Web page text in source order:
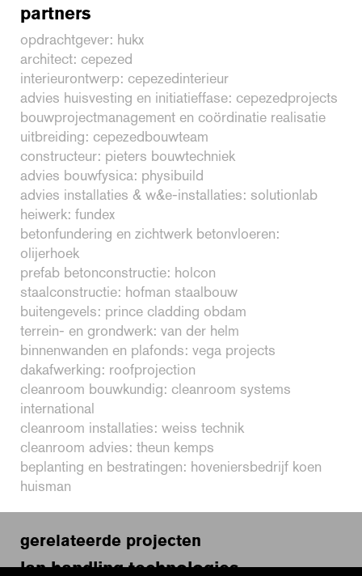
partners
opdrachtgever: hukx
architect: cepezed
interieurontwerp: cepezedinterieur
advies huisvesting en initiatieffase: cepezedprojects
bouwprojectmanagement en coördinatie realisatie
uitbreiding: cepezedbouwteam
constructeur: pieters bouwtechniek
advies bouwfysica: physibuild
advies installaties & w&e-installaties: solutionlab
heiwerk: fundex
betonfundering en zichtwerk betonvloeren:
olijerhoek
prefab betonconstructie: holcon
staalconstructie: hofman staalbouw
buitengevels: prince cladding obdam
terrein- en grondwerk: van der helm
binnenwanden en plafonds: vega projects
dakafwerking: roofprojection
cleanroom bouwkundig: cleanroom systems
international
cleanroom installaties: weiss technik
cleanroom advies: theun kemps
beplanting en bestratingen: hoveniersbedrijf koen
huisman
gerelateerde projecten
lan handling technologies